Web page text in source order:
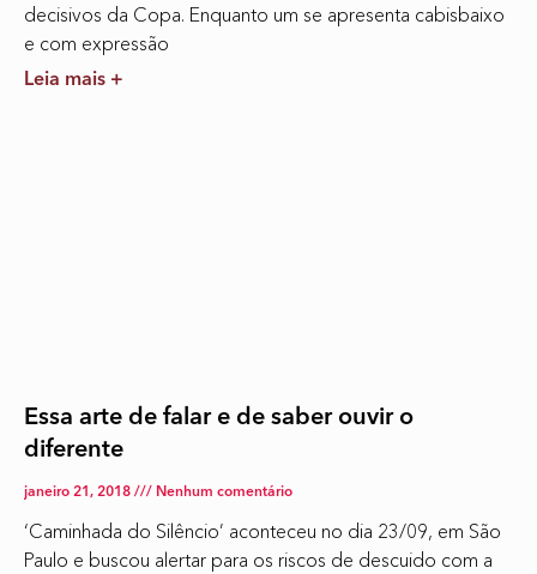
decisivos da Copa. Enquanto um se apresenta cabisbaixo
e com expressão
Leia mais +
Essa arte de falar e de saber ouvir o
diferente
janeiro 21, 2018 Nenhum comentário
‘Caminhada do Silêncio’ aconteceu no dia 23/09, em São
Paulo e buscou alertar para os riscos de descuido com a